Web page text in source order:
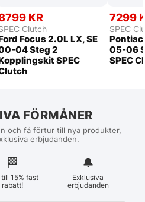
KR
Clutch
Focus 2.0L LX, SE
04 Steg 2
SPEC
7299
SPEC
Pontiac
05-06
SPEC
FÖRMÅNER
och få förtur till nya produkter,
erbjudanden.
🏁︎
till 15% fast
rabatt!
🔔
Exklusiva
erbjudanden